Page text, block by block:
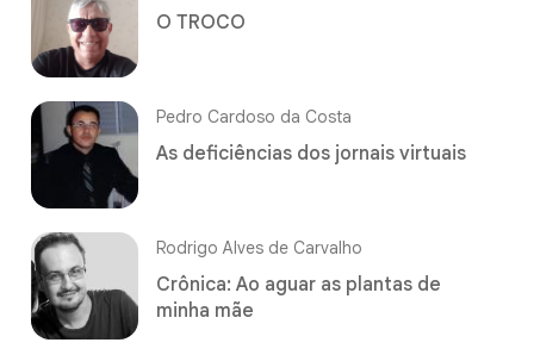
O TROCO
Pedro Cardoso da Costa
As deficiências dos jornais virtuais
Rodrigo Alves de Carvalho
Crônica: Ao aguar as plantas de
minha mãe